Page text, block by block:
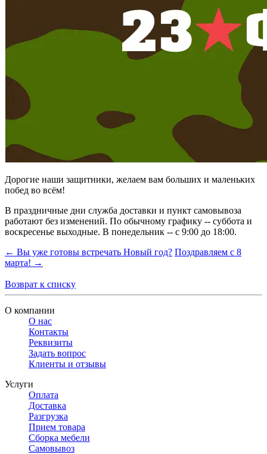
Дорогие наши защитники, желаем вам больших и маленьких
побед во всём!
В праздничные дни служба доставки и пункт самовывоза
работают без изменений. По обычному графику -- суббота и
воскресенье выходные. В понедельник -- с 9:00 до 18:00.
← Вы уже готовы встречать Новый год? Поздравляем с 8
марта! →
Возврат к списку
О компании
О нас
Контакты
Реквизиты
Задать вопрос
Клиенты и отзывы
Услуги
Оплата
Доставка
Разгрузка
Прием товара
Сборка мебели
Самовывоз